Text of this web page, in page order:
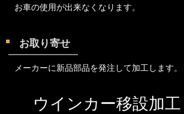
お車の使用が出来なくなります。
お取り寄せ
メーカーに新品部品を発注して加工します。
ウインカー移設加工